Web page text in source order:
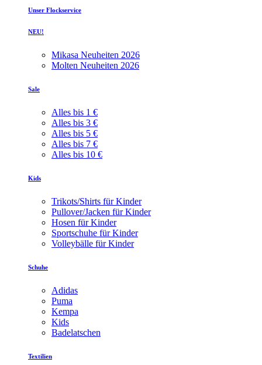
Unser Flockservice
NEU!
Mikasa Neuheiten 2026
Molten Neuheiten 2026
Sale
Alles bis 1 €
Alles bis 3 €
Alles bis 5 €
Alles bis 7 €
Alles bis 10 €
Kids
Trikots/Shirts für Kinder
Pullover/Jacken für Kinder
Hosen für Kinder
Sportschuhe für Kinder
Volleybälle für Kinder
Schuhe
Adidas
Puma
Kempa
Kids
Badelatschen
Textilien